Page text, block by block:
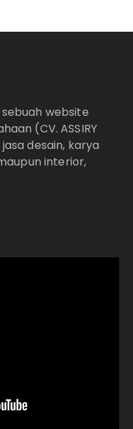
website
(CV. ASSIRY
desain, karya
interior,